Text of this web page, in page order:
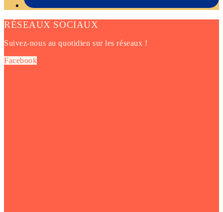
RÉSEAUX SOCIAUX
Suivez-nous au quotidien sur les réseaux !
Facebook